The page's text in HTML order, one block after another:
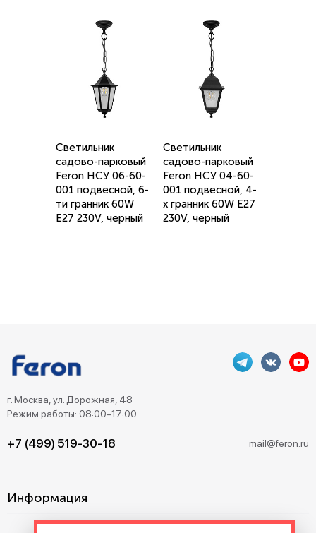
Светильник
садово-парковый
Feron НСУ 06-60-
001 подвесной, 6-
ти гранник 60W
E27 230V, черный
Светильник
садово-парковый
Feron НСУ 04-60-
001 подвесной, 4-
х гранник 60W E27
230V, черный
г. Москва, ул. Дорожная, 48
Режим работы: 08:00–17:00
+7 (499) 519-30-18 mail@feron.ru
Информация